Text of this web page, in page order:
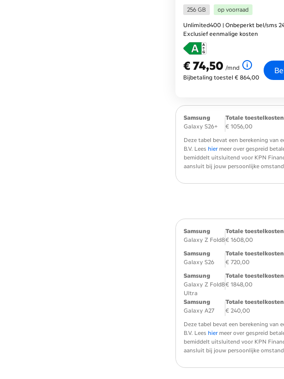
256 GB op voorraad
Unlimited400 | Onbeperkt bel/sms
Exclusief eenmalige kosten
€ 74,50
€ 74,50
per maand /mnd
Bijbetaling toestel € 864,00
Samsung
Galaxy S26+
Totale toestelkosten
€ 1056,00
Deze tabel bevat een berekening van
B.V. Lees hier meer over gespreid
bemiddelt uitsluitend voor KPN
aansluit bij jouw persoonlijke
Samsung
Galaxy Z Fold8
Totale toestelkosten
€ 1608,00
Samsung
Galaxy S26
Totale toestelkosten
€ 720,00
Samsung
Galaxy Z Fold8
Ultra
Totale toestelkosten
€ 1848,00
Samsung
Galaxy A27
Totale toestelkosten
€ 240,00
Deze tabel bevat een berekening van
B.V. Lees hier meer over gespreid
bemiddelt uitsluitend voor KPN
aansluit bij jouw persoonlijke